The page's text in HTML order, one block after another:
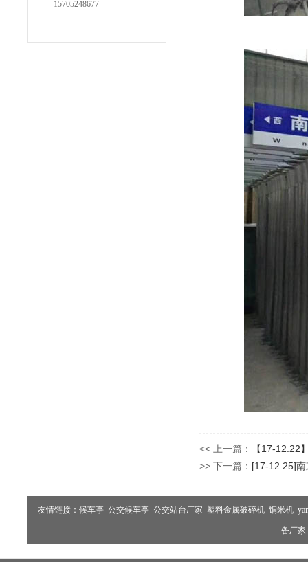
15705248677
<< 上一篇：
【17-12.22
>> 下一篇： [17-12.25]
友情链接： 候车亭 公交候车亭 公交站台厂家 塑料金属破碎机 铜米机
备厂家